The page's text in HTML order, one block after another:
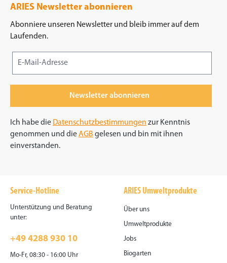
ARIES Newsletter abonnieren
Abonniere unseren Newsletter und bleib immer auf dem
Laufenden.
Newsletter abonnieren
Ich habe die Datenschutzbestimmungen zur Kenntnis
genommen und dieAGB gelesen und bin mit ihnen
einverstanden.
Service-Hotline
Unterstützung und Beratung
unter:
+49 4288 930 10
Mo-Fr, 08:30 - 16:00 Uhr
ARIES Umweltprodukte
Über uns
Umweltprodukte
Jobs
Biogarten